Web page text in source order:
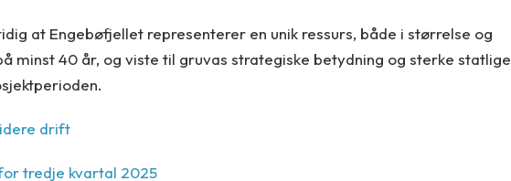
at Engebøfjellet representerer en unik ressurs, både i størrelse og
minst 40 år, og viste til gruvas strategiske betydning og sterke statlige
drift
tredje kvartal 2025